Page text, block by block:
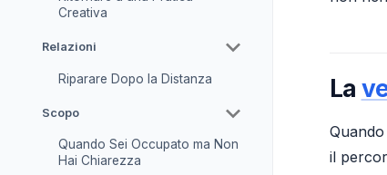
Creativa
Relazioni
Riparare Dopo la Distanza
Scopo
Quando Sei Occupato ma Non
Hai Chiarezza
La
il